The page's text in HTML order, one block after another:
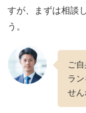
すが、まずは相談
う。
ご
ラ
せん